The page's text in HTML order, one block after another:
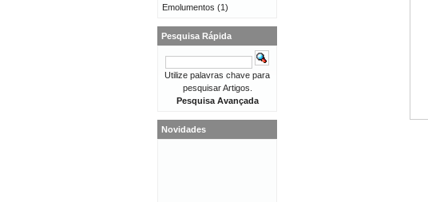
Emolumentos (1)
Pesquisa Rápida
Utilize palavras chave para
pesquisar Artigos.
Pesquisa Avançada
Novidades